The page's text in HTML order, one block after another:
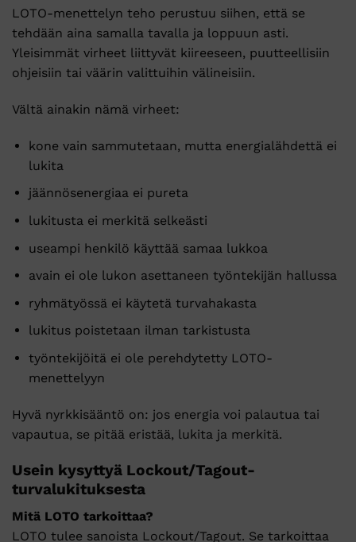
LOTO-menettelyn teho perustuu siihen, että se
tehdään aina samalla tavalla ja loppuun asti.
Yleisimmät virheet liittyvät kiireeseen, puutteellisiin
ohjeisiin tai väärin valittuihin välineisiin.
Vältä ainakin nämä virheet:
kone vain sammutetaan, mutta energialähdettä ei
lukita
jäännösenergiaa ei pureta
lukitusta ei merkitä selkeästi
useampi henkilö käyttää samaa lukkoa
avain ei ole lukon asettaneen työntekijän hallussa
ryhmätyössä ei käytetä turvahakasta
lukitus poistetaan ilman tarkistusta
työntekijöitä ei ole perehdytetty LOTO-
menettelyyn
Hyvä nyrkkisääntö on: jos energia voi palautua tai
vapautua, se pitää eristää, lukita ja merkitä.
Usein kysyttyä Lockout/Tagout-
turvalukituksesta
Mitä LOTO tarkoittaa?
LOTO tulee sanoista Lockout/Tagout. Se tarkoittaa